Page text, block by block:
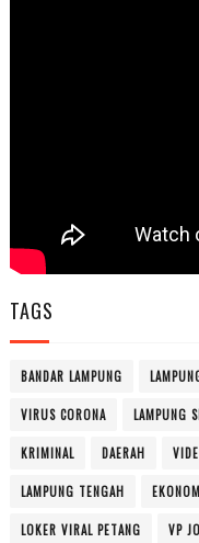
TAGS
BANDAR LAMPUNG
VIRUS CORONA LAMPUNG
KRIMINAL DAERAH
LAMPUNG TENGAH
LOKER VIRAL PETANG VP